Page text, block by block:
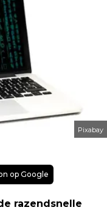
Pixabay
op Google
razendsnelle